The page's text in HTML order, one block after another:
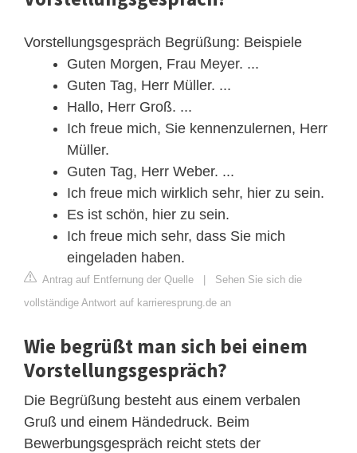
Vorstellungsgespräch Begrüßung: Beispiele
Guten Morgen, Frau Meyer. ...
Guten Tag, Herr Müller. ...
Hallo, Herr Groß. ...
Ich freue mich, Sie kennenzulernen, Herr
Müller.
Guten Tag, Herr Weber. ...
Ich freue mich wirklich sehr, hier zu sein.
Es ist schön, hier zu sein.
Ich freue mich sehr, dass Sie mich
eingeladen haben.
Antrag auf Entfernung der Quelle
Sehen Sie sich die
vollständige Antwort auf karrieresprung.de an
Wie begrüßt man sich bei einem
Vorstellungsgespräch?
Die Begrüßung besteht aus einem verbalen
Gruß und einem Händedruck. Beim
Bewerbungsgespräch reicht stets der